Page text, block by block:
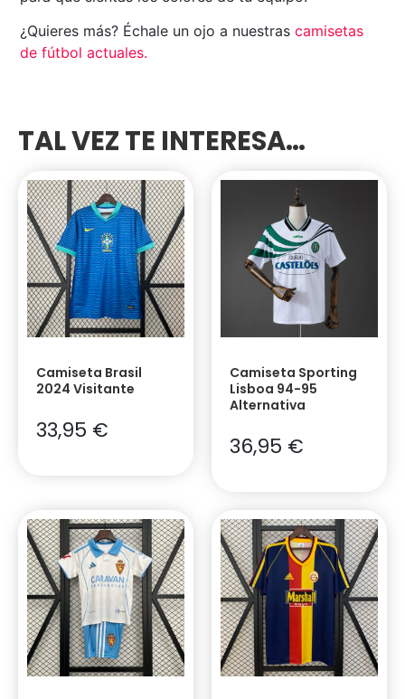
¿Quieres más? Échale un ojo a nuestrascamisetas
de fútbol actuales.
TAL VEZ TE INTERESA…
Camiseta Brasil
2024 Visitante
33,95 €
Camiseta Sporting
Lisboa 94-95
Alternativa
36,95 €